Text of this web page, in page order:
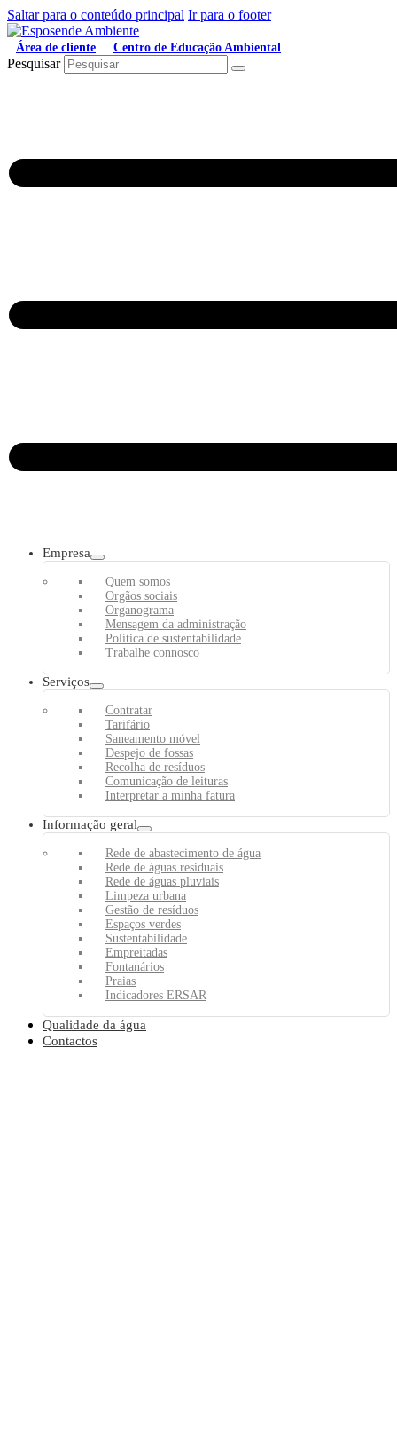
Saltar para o conteúdo principal Ir para o footer
Área de cliente Centro de Educação Ambiental
Pesquisar
Empresa
Quem somos
Orgãos sociais
Organograma
Mensagem da administração
Política de sustentabilidade
Trabalhe connosco
Serviços
Contratar
Tarifário
Saneamento móvel
Despejo de fossas
Recolha de resíduos
Comunicação de leituras
Interpretar a minha fatura
Informação geral
Rede de abastecimento de água
Rede de águas residuais
Rede de águas pluviais
Limpeza urbana
Gestão de resíduos
Espaços verdes
Sustentabilidade
Empreitadas
Fontanários
Praias
Indicadores ERSAR
Qualidade da água
Contactos